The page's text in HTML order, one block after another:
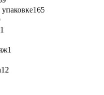
165
1
1
12